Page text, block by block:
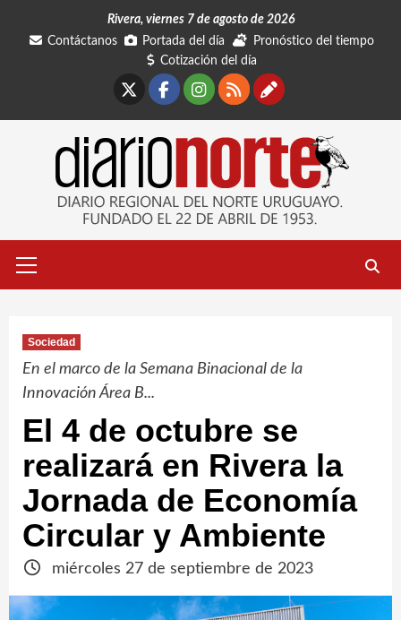
Rivera, viernes 7 de agosto de 2026
Contáctanos
Portada del día
Pronóstico del tiempo
Cotización del día
Facebook
Instagram
RSSContáctanos
primario
Sociedad
En el marco de la Semana Binacional de la
Innovación Área B...
El 4 de octubre se
realizará en Rivera la
Jornada de Economía
Circular y Ambiente
miércoles 27 de septiembre de 2023